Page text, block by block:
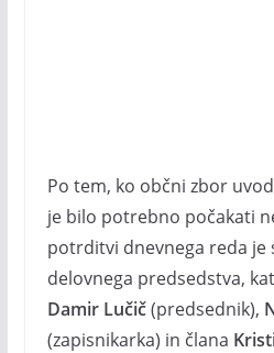
Po tem, ko občni zbor
je bilo potrebno počakati
potrditvi dnevnega reda je
delovnega predsedstva,
Damir Lučič(predsednik),
(zapisnikarka) in člana